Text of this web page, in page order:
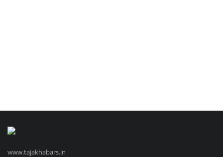
www.tajakhabars.in